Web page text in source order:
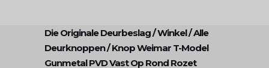
Die Originale Deurbeslag/Winkel/Alle
Deurknoppen/Knop Weimar T-Model
Gunmetal PVD Vast Op Rond Rozet